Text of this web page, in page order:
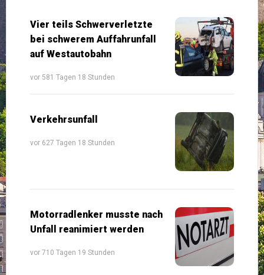
Vier teils Schwerverletzte
bei schwerem Auffahrunfall
auf Westautobahn
vor 581 Tagen 18 Stunden
Verkehrsunfall
vor 627 Tagen 18 Stunden
Motorradlenker musste nach
Unfall reanimiert werden
vor 710 Tagen 19 Stunden